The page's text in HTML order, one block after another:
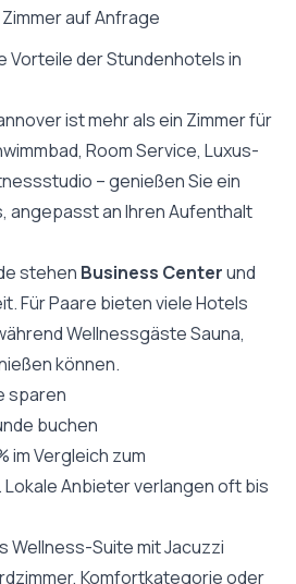
auf Anfrage
Vorteile der Stundenhotels in
ist mehr als ein Zimmer für
Room Service, Luxus-
– genießen Sie ein
angepasst an Ihren Aufenthalt
stehen Business Centerund
Für Paare bieten viele Hotels
Wellnessgäste Sauna,
können.
sparen
buchen
im Vergleich zum
Anbieter verlangen oft bis
Wellness-Suite mit Jacuzzi
Komfortkategorie oder